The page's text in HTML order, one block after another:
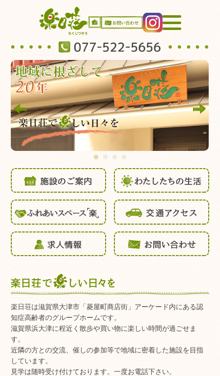
楽日荘は滋賀県大津市「菱屋町商店街」アーケード内にある認
知症高齢者のグループホームです。
滋賀県浜大津に程近く散歩や買い物に楽しい時間が過ごせま
す。
近隣の方との交流、催しの参加等で地域に密着した施設を目指
しています。
見学は随時受け付けております。一度お電話下さい。